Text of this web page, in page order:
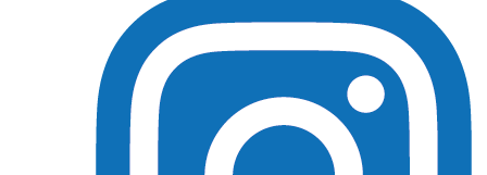
Deklaracja dostępności